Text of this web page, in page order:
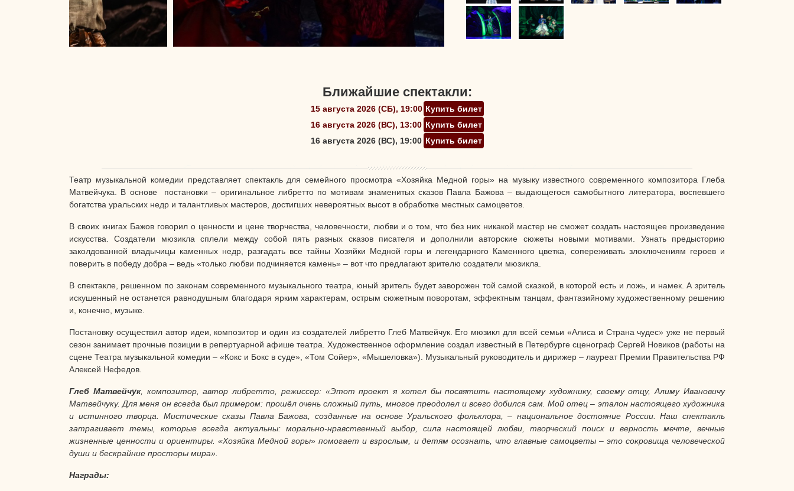
Ближайшие спектакли:
15 августа 2026 (СБ), 19:00 Купить билет
16 августа 2026 (ВС), 13:00 Купить билет
16 августа 2026 (ВС), 19:00 Купить билет
Театр музыкальной комедии представляет спектакль для семейного просмотра «Хозяйка Медной горы» на музыку известного современного композитора Глеба
Матвейчука. В основе постановки – оригинальное либретто по мотивам знаменитых сказов Павла Бажова – выдающегося самобытного литератора, воспевшего
богатства уральских недр и талантливых мастеров, достигших невероятных высот в обработке местных самоцветов.
В своих книгах Бажов говорил о ценности и цене творчества, человечности, любви и о том, что без них никакой мастер не сможет создать настоящее произведение
искусства. Создатели мюзикла сплели между собой пять разных сказов писателя и дополнили авторские сюжеты новыми мотивами. Узнать предысторию
заколдованной владычицы каменных недр, разгадать все тайны Хозяйки Медной горы и легендарного Каменного цветка, сопереживать злоключениям героев и
поверить в победу добра – ведь «только любви подчиняется камень» – вот что предлагают зрителю создатели мюзикла.
В спектакле, решенном по законам современного музыкального театра, юный зритель будет заворожен той самой сказкой, в которой есть и ложь, и намек. А зритель
искушенный не останется равнодушным благодаря ярким характерам, острым сюжетным поворотам, эффектным танцам, фантазийному художественному решению
и, конечно, музыке.
Постановку осуществил автор идеи, композитор и один из создателей либретто Глеб Матвейчук. Его мюзикл для всей семьи «Алиса и Страна чудес» уже не первый
сезон занимает прочные позиции в репертуарной афише театра. Художественное оформление создал известный в Петербурге сценограф Сергей Новиков (работы на
сцене Театра музыкальной комедии – «Кокс и Бокс в суде», «Том Сойер», «Мышеловка»). Музыкальный руководитель и дирижер – лауреат Премии Правительства РФ
Алексей Нефедов.
Глеб Матвейчук, композитор, автор либретто, режиссер: «Этот проект я хотел бы посвятить настоящему художнику, своему отцу, Алиму Ивановичу
Матвейчуку. Для меня он всегда был примером: прошёл очень сложный путь, многое преодолел и всего добился сам. Мой отец– эталон настоящего художника
и истинного творца. Мистические сказы Павла Бажова, созданные на основе Уральского фольклора, – национальное достояние России. Наш спектакль
затрагивает темы, которые всегда актуальны: морально-нравственный выбор, сила настоящей любви, творческий поиск и верность мечте, вечные
жизненные ценности и ориентиры. «Хозяйка Медной горы» помогает и взрослым, и детям осознать, что главные самоцветы – это сокровища человеческой
души и бескрайние просторы мира».
Награды: